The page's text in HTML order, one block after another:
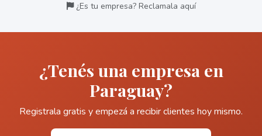
¿Es tu empresa? Reclamala aquí
¿Tenés una empresa en
Paraguay?
Registrala gratis y empezá a recibir clientes hoy mismo.